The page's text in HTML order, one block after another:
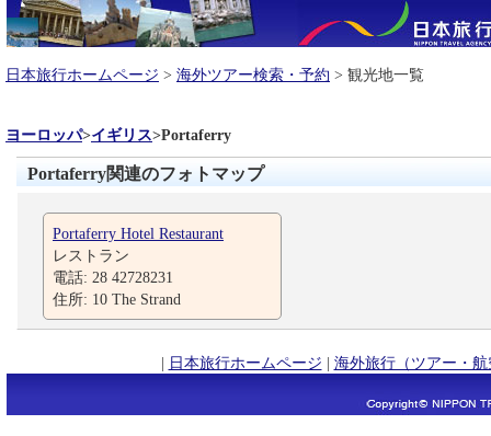
日本旅行ホームページ > 海外ツアー検索・予約 > 観光地一覧
ヨーロッパ>イギリス>Portaferry
Portaferry関連のフォトマップ
Portaferry Hotel Restaurant
レストラン
電話: 28 42728231
住所: 10 The Strand
| 日本旅行ホームページ | 海外旅行（ツアー・航